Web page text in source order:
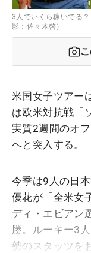
3人でいくら稼いでる
影：佐々木啓）
米国女子ツアー
は欧米対抗戦「
実質2週間のオ
へと突入する。
今季は9人の日
優花が「全米女
ディ・エビアン
勝。ルーキー3
勢のスタッツを